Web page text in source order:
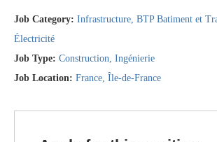
Job Category: Infrastructure BTP Batiment et
Électricité
Job Type: Construction Ingénierie
Job Location: France Île-de-France